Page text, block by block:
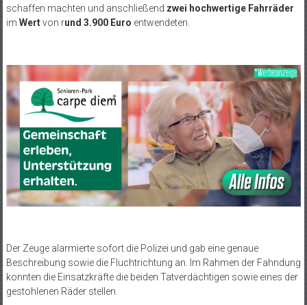
schaffen machten und anschließend zwei hochwertige Fahrräder
im Wertvon rund 3.900 Euro entwendeten.
Der Zeuge alarmierte sofort die Polizei und gab eine genaue
Beschreibung sowie die Fluchtrichtung an. Im Rahmen der Fahndung
konnten die Einsatzkräfte die beiden Tatverdächtigen sowie eines der
gestohlenen Räder stellen.